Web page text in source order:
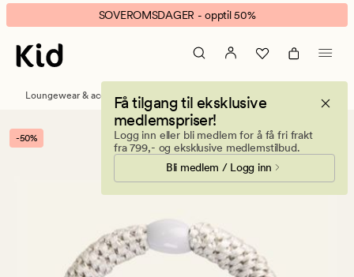
Nina
hårstrikk
offwhite
banner.
Klikk
ESCAPE
pause.
SOVEROMSDAGER - opptil 50%
Få tilgang til eksklusive
medlemspriser!
Logg inn eller bli medlem for å få fri frakt
fra 799,- og eksklusive medlemstilbud.
Bli medlem / Logg inn
Loungewear & accessories Håraccessories
-50%